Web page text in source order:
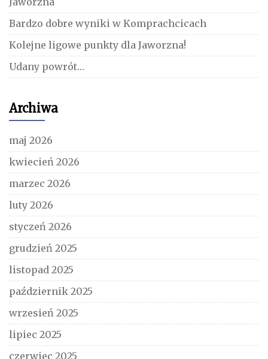
Bardzo dobre wyniki w Komprachcicach
Kolejne ligowe punkty dla Jaworzna!
Udany powrót…
Archiwa
maj 2026
kwiecień 2026
marzec 2026
luty 2026
styczeń 2026
grudzień 2025
listopad 2025
październik 2025
wrzesień 2025
lipiec 2025
czerwiec 2025